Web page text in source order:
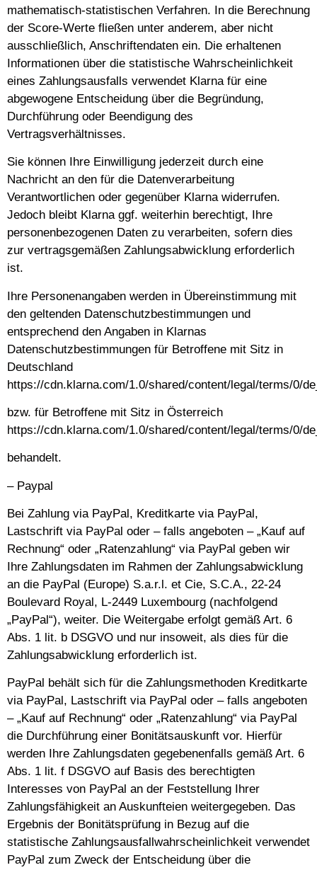
mathematisch-statistischen Verfahren. In die Berechnung
der Score-Werte fließen unter anderem, aber nicht
ausschließlich, Anschriftendaten ein. Die erhaltenen
Informationen über die statistische Wahrscheinlichkeit
eines Zahlungsausfalls verwendet Klarna für eine
abgewogene Entscheidung über die Begründung,
Durchführung oder Beendigung des
Vertragsverhältnisses.
Sie können Ihre Einwilligung jederzeit durch eine
Nachricht an den für die Datenverarbeitung
Verantwortlichen oder gegenüber Klarna widerrufen.
Jedoch bleibt Klarna ggf. weiterhin berechtigt, Ihre
personenbezogenen Daten zu verarbeiten, sofern dies
zur vertragsgemäßen Zahlungsabwicklung erforderlich
ist.
Ihre Personenangaben werden in Übereinstimmung mit
den geltenden Datenschutzbestimmungen und
entsprechend den Angaben in Klarnas
Datenschutzbestimmungen für Betroffene mit Sitz in
Deutschland
https://cdn.klarna.com/1.0/shared/content/legal/terms/0/
bzw. für Betroffene mit Sitz in Österreich
https://cdn.klarna.com/1.0/shared/content/legal/terms/0/
behandelt.
– Paypal
Bei Zahlung via PayPal, Kreditkarte via PayPal,
Lastschrift via PayPal oder – falls angeboten – „Kauf auf
Rechnung“ oder „Ratenzahlung“ via PayPal geben wir
Ihre Zahlungsdaten im Rahmen der Zahlungsabwicklung
an die PayPal (Europe) S.a.r.l. et Cie, S.C.A., 22-24
Boulevard Royal, L-2449 Luxembourg (nachfolgend
„PayPal“), weiter. Die Weitergabe erfolgt gemäß Art. 6
Abs. 1 lit. b DSGVO und nur insoweit, als dies für die
Zahlungsabwicklung erforderlich ist.
PayPal behält sich für die Zahlungsmethoden Kreditkarte
via PayPal, Lastschrift via PayPal oder – falls angeboten
– „Kauf auf Rechnung“ oder „Ratenzahlung“ via PayPal
die Durchführung einer Bonitätsauskunft vor. Hierfür
werden Ihre Zahlungsdaten gegebenenfalls gemäß Art. 6
Abs. 1 lit. f DSGVO auf Basis des berechtigten
Interesses von PayPal an der Feststellung Ihrer
Zahlungsfähigkeit an Auskunfteien weitergegeben. Das
Ergebnis der Bonitätsprüfung in Bezug auf die
statistische Zahlungsausfallwahrscheinlichkeit verwendet
PayPal zum Zweck der Entscheidung über die